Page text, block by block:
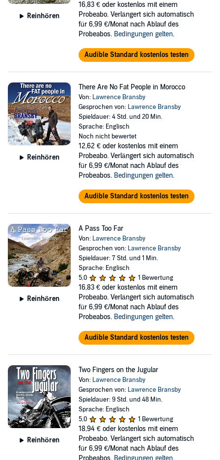
Reinhören
16,83 € oder kostenlos mit einem
Probeabo. Verlängert sich automatisch
für 6,99 €/Monat nach Ablauf des
Probeabos. Bedingungen gelten.
Audible Standard kostenlos testen
Reinhören
There Are No Fat People in Morocco
Von: Lawrence Bransby
Gesprochen von: Lawrence Bransby
Spieldauer: 4 Std. und 20 Min.
Sprache: Englisch
Noch nicht bewertet
12,62 € oder kostenlos mit einem
Probeabo. Verlängert sich automatisch
für 6,99 €/Monat nach Ablauf des
Probeabos. Bedingungen gelten.
Audible Standard kostenlos testen
Reinhören
A Pass Too Far
Von: Lawrence Bransby
Gesprochen von: Lawrence Bransby
Spieldauer: 7 Std. und 1 Min.
Sprache: Englisch
5,0
1 Bewertung
16,83 € oder kostenlos mit einem
Probeabo. Verlängert sich automatisch
für 6,99 €/Monat nach Ablauf des
Probeabos. Bedingungen gelten.
Audible Standard kostenlos testen
Reinhören
Two Fingers on the Jugular
Von: Lawrence Bransby
Gesprochen von: Lawrence Bransby
Spieldauer: 9 Std. und 48 Min.
Sprache: Englisch
5,0
1 Bewertung
18,94 € oder kostenlos mit einem
Probeabo. Verlängert sich automatisch
für 6,99 €/Monat nach Ablauf des
Probeabos. Bedingungen gelten.